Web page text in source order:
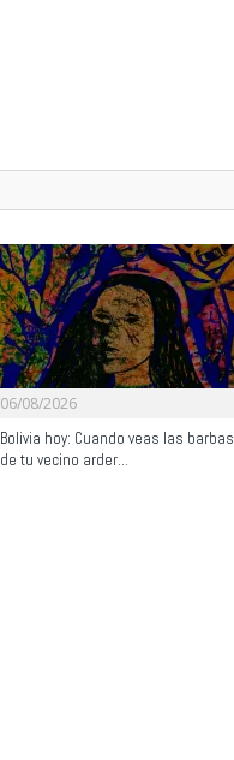
06/08/2026
Bolivia hoy: Cuando veas las barbas
de tu vecino arder…